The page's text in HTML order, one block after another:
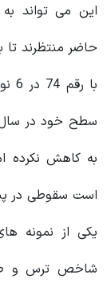
این می تواند
حاضر منتظرند تا
به کاهش نکرده
است سقوطی در